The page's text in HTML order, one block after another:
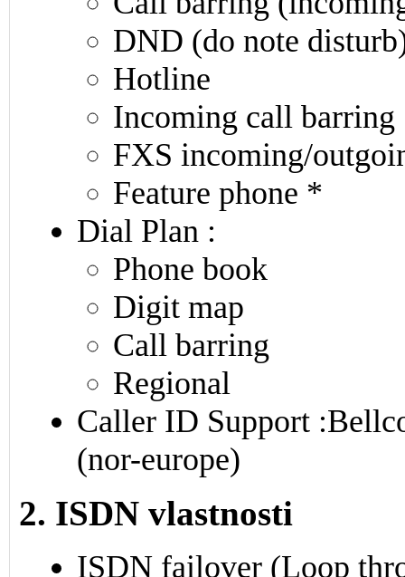
DND (do note
Hotline
Incoming call barring
FXS incoming/
Feature phone *
Dial Plan :
Phone book
Digit map
Call barring
Regional
Caller ID Support
(nor-europe)
2. ISDN vlastnosti
ISDN failover (Loop